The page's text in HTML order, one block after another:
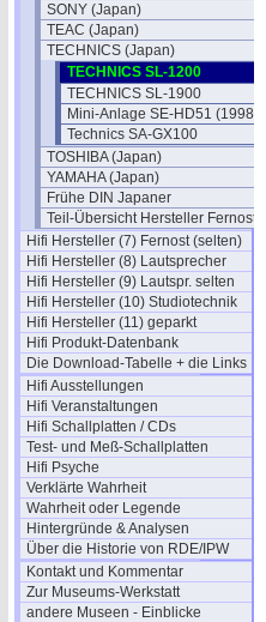
SONY (Japan)
TEAC (Japan)
TECHNICS (Japan)
TECHNICS SL-1200
TECHNICS SL-1900
Mini-Anlage SE-HD51 (1998)
Technics SA-GX100
TOSHIBA (Japan)
YAMAHA (Japan)
Frühe DIN Japaner
Teil-Übersicht Hersteller Fernost
Hifi Hersteller (7) Fernost (selten)
Hifi Hersteller (8) Lautsprecher
Hifi Hersteller (9) Lautspr. selten
Hifi Hersteller (10) Studiotechnik
Hifi Hersteller (11) geparkt
Hifi Produkt-Datenbank
Die Download-Tabelle + die Links
Hifi Ausstellungen
Hifi Veranstaltungen
Hifi Schallplatten / CDs
Test- und Meß-Schallplatten
Hifi Psyche
Verklärte Wahrheit
Wahrheit oder Legende
Hintergründe & Analysen
Über die Historie von RDE/IPW
Kontakt und Kommentar
Zur Museums-Werkstatt
andere Museen - Einblicke